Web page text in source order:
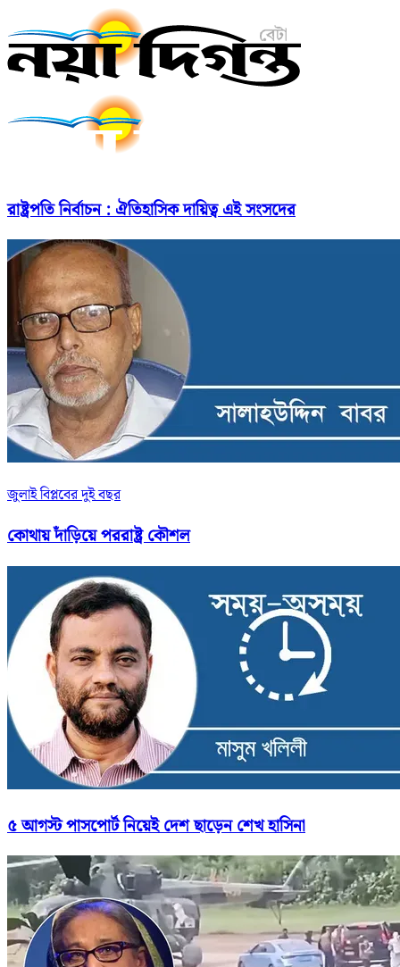
রাষ্ট্রপতি নির্বাচন : ঐতিহাসিক দায়িত্ব এই সংসদের
জুলাই বিপ্লবের দুই বছর
কোথায় দাঁড়িয়ে পররাষ্ট্র কৌশল
৫ আগস্ট পাসপোর্ট নিয়েই দেশ ছাড়েন শেখ হাসিনা